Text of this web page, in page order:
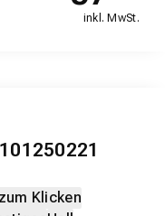
inkl. MwSt.
Klicken